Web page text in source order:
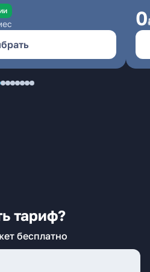
0
тариф?
бесплатно